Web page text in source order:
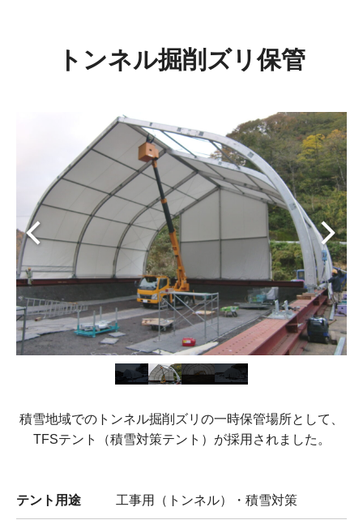
トンネル掘削ズリ保管
積雪地域でのトンネル掘削ズリの一時保管場所として、
TFSテント（積雪対策テント）が採用されました。
テント用途 工事用（トンネル）・積雪対策